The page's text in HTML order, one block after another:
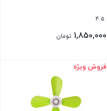
4.5
1,850,000 تومان
فروش ویژه